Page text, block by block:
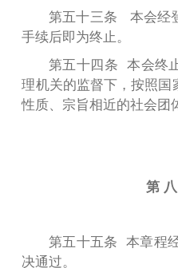
第五十三条 本会经
手续后即为终止。
第五十四条 本会终
理机关的监督下，按照国
性质、宗旨相近的社会团
第
第五十五条 本章程
决通过。